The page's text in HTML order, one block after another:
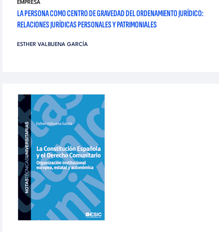
EMPRESA
LA PERSONA COMO CENTRO DE GRAVEDAD DEL ORDENAMIENTO JURÍDICO:
RELACIONES JURÍDICAS PERSONALES Y PATRIMONIALES
ESTHER VALBUENA GARCÍA